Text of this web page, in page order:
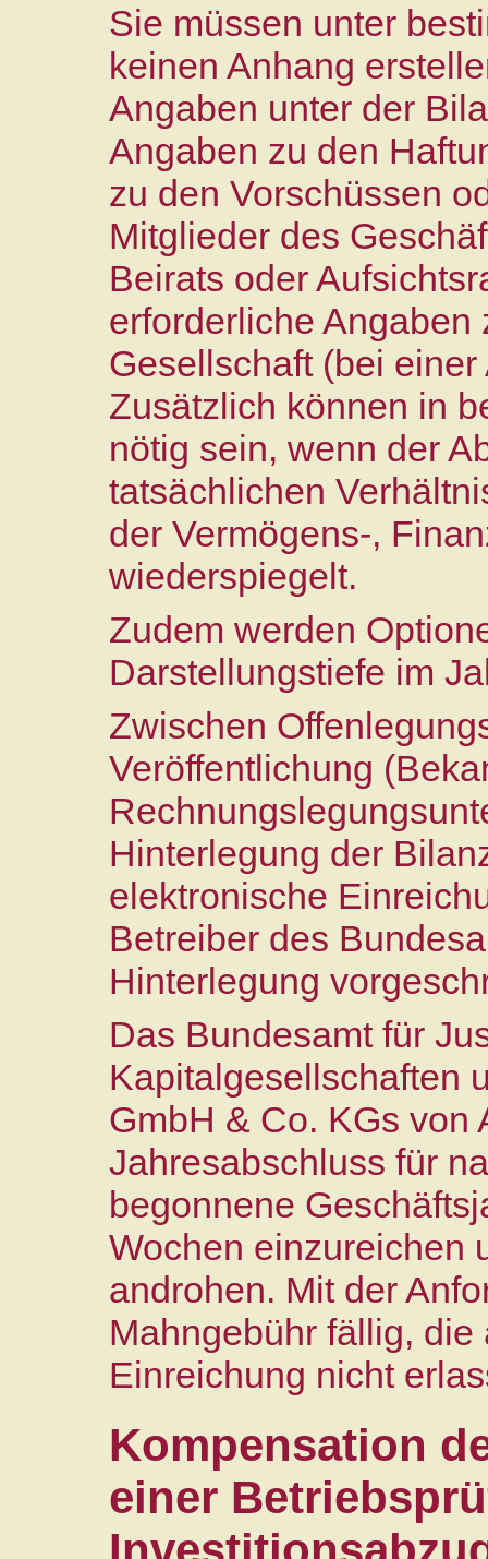
Sie müssen unter
keinen Anhang
Angaben unter der
Angaben zu den
zu den Vorschüssen
Mitglieder des
Beirats oder
erforderliche
Gesellschaft (bei
Zusätzlich können in
nötig sein, wenn der
tatsächlichen
der Vermögens-,
wiederspiegelt.
Zudem werden
Darstellungstiefe im
Zwischen
Veröffentlichung
Hinterlegung der
elektronische
Betreiber des
Hinterlegung
Das Bundesamt für
Kapitalgesellschaften
GmbH & Co. KGs von
Jahresabschluss für
begonnene
Wochen einzureichen
androhen. Mit der
Mahngebühr fällig,
Einreichung nicht
Kompensation
einer